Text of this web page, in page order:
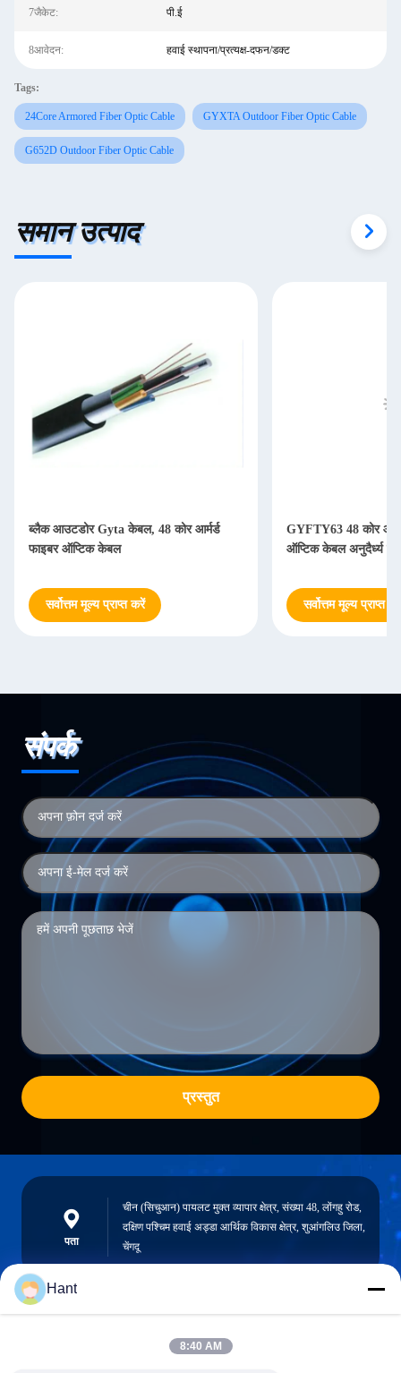
7जैकेट: पी.ई
8आवेदन: हवाई स्थापना/प्रत्यक्ष-दफन/डक्ट
Tags:
24Core Armored Fiber Optic Cable GYXTA Outdoor Fiber Optic Cable
G652D Outdoor Fiber Optic Cable
समान उत्पाद
ब्लैक आउटडोर Gyta केबल, 48 कोर आर्मर्ड
फाइबर ऑप्टिक केबल
सर्वोत्तम मूल्य प्राप्त करें
GYFTY63 48 कोर
ऑप्टिक केबल अनुदैर्ध्य
सर्वोत्तम मूल्य प्राप्त
संपर्क
प्रस्तुत
पता
चीन (सिचुआन) पायलट मुक्त व्यापार क्षेत्र, संख्या 48, लोंगहु रोड,
दक्षिण पश्चिम हवाई अड्डा आर्थिक विकास क्षेत्र, शुआंगलिउ जिला,
चेंगदू
Sales03@chinafibercable.com
Hant
8:40 AM